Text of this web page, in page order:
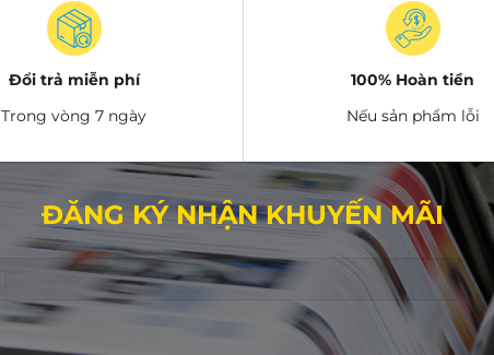
Đổi trả miễn phí
Trong vòng 7 ngày
100% Hoàn tiền
Nếu sản phẩm lỗi
ĐĂNG KÝ NHẬN KHUYẾN MÃI